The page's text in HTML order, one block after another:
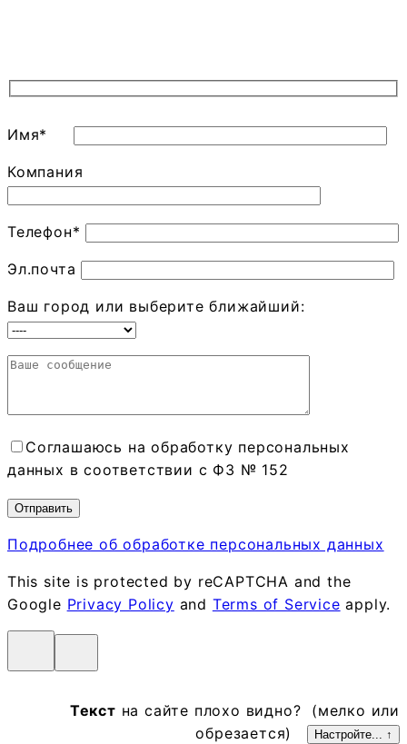
Имя*
Компания
Телефон*
Эл.почта
Ваш город или выберите ближайший:
Соглашаюсь на обработку персональных
данных в соответствии с ФЗ № 152
Подробнее об обработке персональных данных
This site is protected by reCAPTCHA and the
Google Privacy Policy and Terms of Service apply.
Текст на сайте плохо видно? (мелко или
обрезается)
Настройте... ↑